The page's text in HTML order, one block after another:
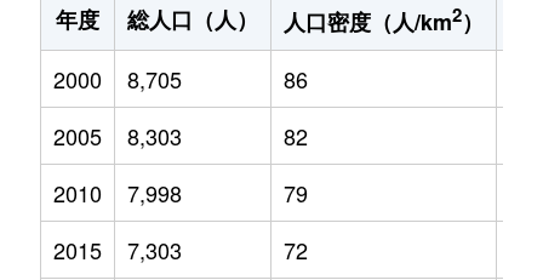
年度
総人口（人） 人口密度（人/km2）
2000
8,705 86
2005
8,303 82
2010
7,998 79
2015
7,303 72